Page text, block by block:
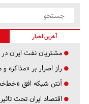
آخرین اخبار
مشتریان نفت ایران در ۷ سال گذشته +فیلم
راز اصرار بر
آنتن شبکه افق
اقتصاد ایران تحت